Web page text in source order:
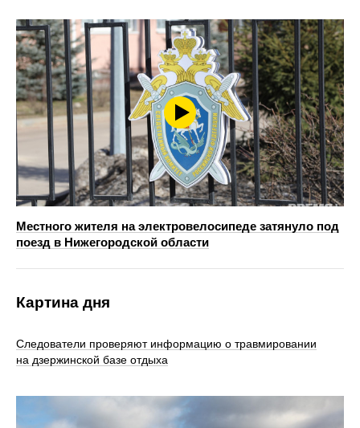
Местного жителя на электровелосипеде затянуло под
поезд в Нижегородской области
Картина дня
Следователи проверяют информацию о травмировании
на дзержинской базе отдыха